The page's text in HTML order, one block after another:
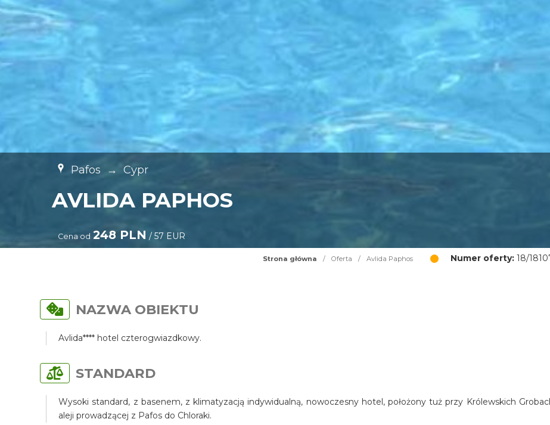
Pafos → Cypr
AVLIDA PAPHOS
Cena od 248 PLN / 57 EUR
Strona główna / Oferta / Avlida Paphos Numer oferty:18/
NAZWA OBIEKTU
Avlida**** hotel czterogwiazdkowy.
STANDARD
Wysoki standard, z basenem, z klimatyzacją indywidualną, nowoczesny hotel, położony tuż przy Królewskich
aleji prowadzącej z Pafos do Chloraki.